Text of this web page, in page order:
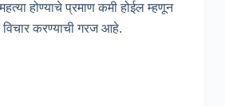
होण्याचे प्रमाण कमी होईल म्हणून
विचार करण्याची गरज आहे.